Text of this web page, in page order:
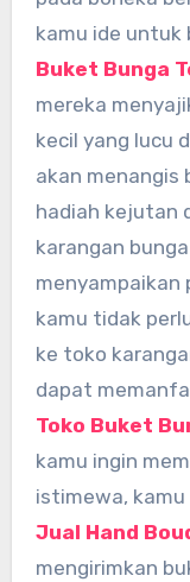
kamu ide untuk
Buket Bunga
mereka
kecil yang lucu
akan menangis
hadiah kejutan
karangan
menyampaikan
kamu tidak
ke toko
dapat
Toko Buket
kamu ingin
istimewa,
Jual Hand
mengirimkan